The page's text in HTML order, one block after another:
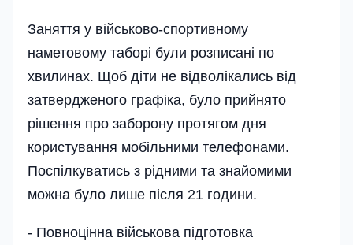
Заняття у військово-спортивному
наметовому таборі були розписані по
хвилинах. Щоб діти не відволі­кались від
затвердженого графіка, було прийнято
рішення про заборону протягом дня
користування мобільними телефонами.
Поспілкуватись з рідними та знайомими
можна було лише після 21 години.
- Повноцінна вій­сь­кова­ підготовка